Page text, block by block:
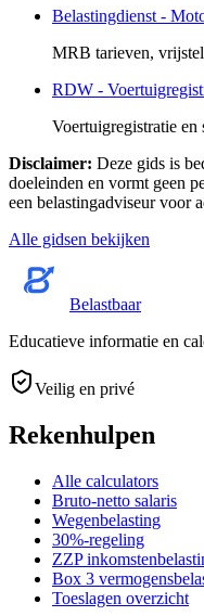
Belastingdienst -
MRB tarieven,
RDW -
Voertuigregistratie en
Disclaimer: Deze gids is
doeleinden en vormt geen
een belastingadviseur voor
Alle gidsen bekijken
Belastbaar
Educatieve informatie en
Veilig en privé
Rekenhulpen
Alle calculators
Bruto-netto salaris
Wegenbelasting
30%-regeling
ZZP
Box 3
Toeslagen overzicht